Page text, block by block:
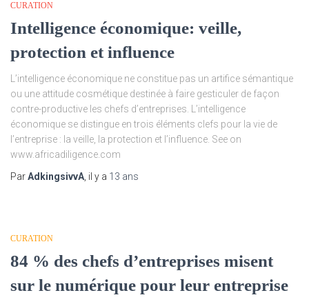
CURATION
Intelligence économique: veille,
protection et influence
L’intelligence économique ne constitue pas un artifice sémantique
ou une attitude cosmétique destinée à faire gesticuler de façon
contre-productive les chefs d’entreprises. L’intelligence
économique se distingue en trois éléments clefs pour la vie de
l’entreprise : la veille, la protection et l’influence. See on
www.africadiligence.com
ParAdkingsivvA , il y a 13 ans
CURATION
84 % des chefs d’entreprises misent
sur le numérique pour leur entreprise